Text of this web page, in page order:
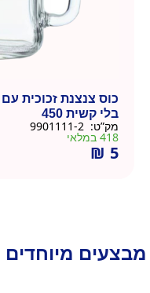
כוס צנצנת זכוכית
בלי קשית 450
מק”ט:
418 במלאי
₪ 5
מבצעים מיוחדים